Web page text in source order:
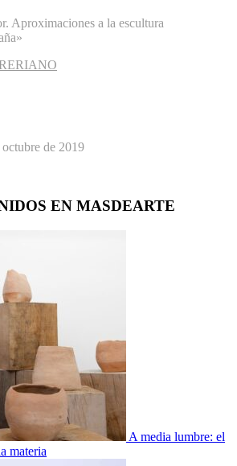
Aproximaciones a la escultura
de 2019
EN MASDEARTE
A media lumbre: el
materia